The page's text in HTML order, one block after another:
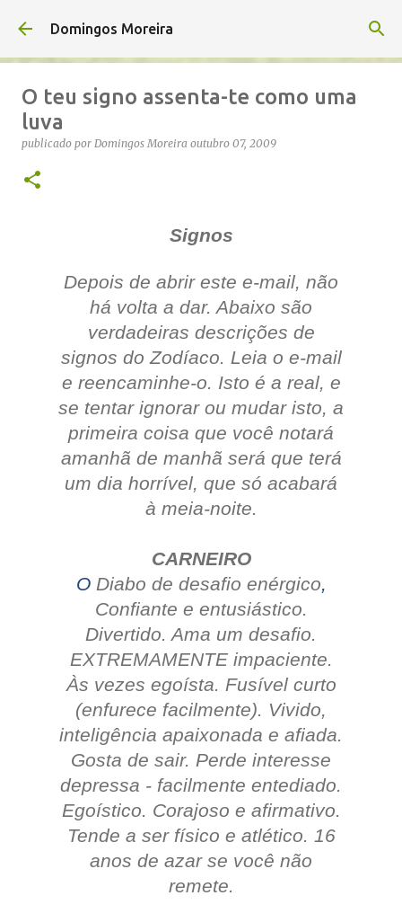
Avançar para o conteúdo principal
Domingos Moreira
O teu signo assenta-te como uma
luva
publicado por Domingos Moreira outubro 07, 2009
Signos
Depois de abrir este e-mail, não
há volta a dar. Abaixo são
verdadeiras descrições de
signos do Zodíaco. Leia o e-mail
e reencaminhe-o. Isto é a real, e
se tentar ignorar ou mudar isto, a
primeira coisa que você notará
amanhã de manhã será que terá
um dia horrível, que só acabará
à meia-noite.
CARNEIRO
ODiabo de desafio enérgico,
Confiante e entusiástico.
Divertido. Ama um desafio.
EXTREMAMENTE impaciente.
Às vezes egoísta. Fusível curto
(enfurece facilmente). Vivido,
inteligência apaixonada e afiada.
Gosta de sair. Perde interesse
depressa - facilmente entediado.
Egoístico. Corajoso e afirmativo.
Tende a ser físico e atlético. 16
anos de azar se você não
remete.